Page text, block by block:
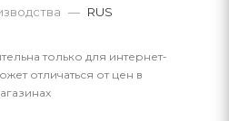
— RUS
только для интернет-
отличаться от цен в